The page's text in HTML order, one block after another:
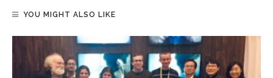
YOU MIGHT ALSO LIKE